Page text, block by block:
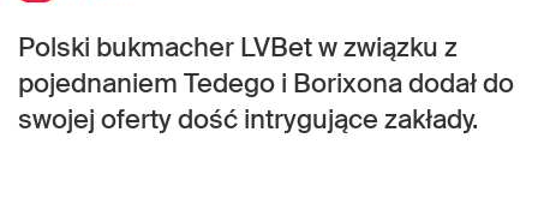
Polski bukmacher LVBet w związku z
pojednaniem Tedego i Borixona dodał do
swojej oferty dość intrygujące zakłady.